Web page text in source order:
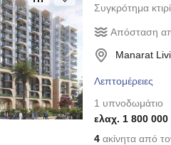
Συγκρότημα
Απόσταση
Manarat
Λεπτομέρειες
1 υπνοδωμάτιο
ελαχ. 1 800 000
4ακίνητα από